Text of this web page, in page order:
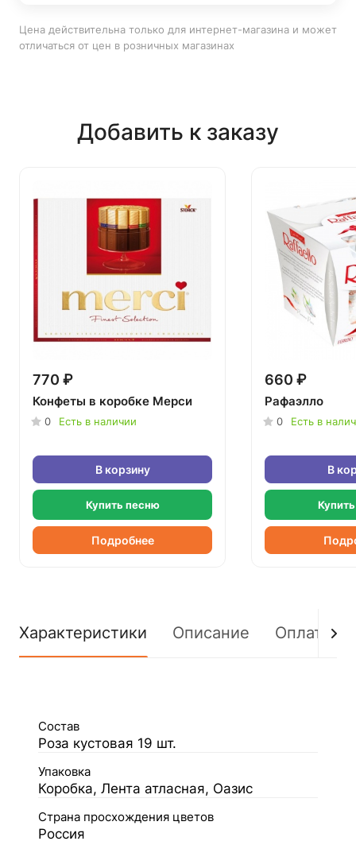
Цена действительна только для интернет-магазина и может
отличаться от цен в розничных магазинах
Добавить к заказу
770 ₽
Конфеты в коробке Мерси
0 Есть в наличии
В корзину
Купить песню
Подробнее
660 ₽
Рафаэлло
0 Есть в
В
Характеристики Описание Оплата
Состав
Роза кустовая 19 шт.
Упаковка
Коробка, Лента атласная, Оазис
Страна просхождения цветов
Россия